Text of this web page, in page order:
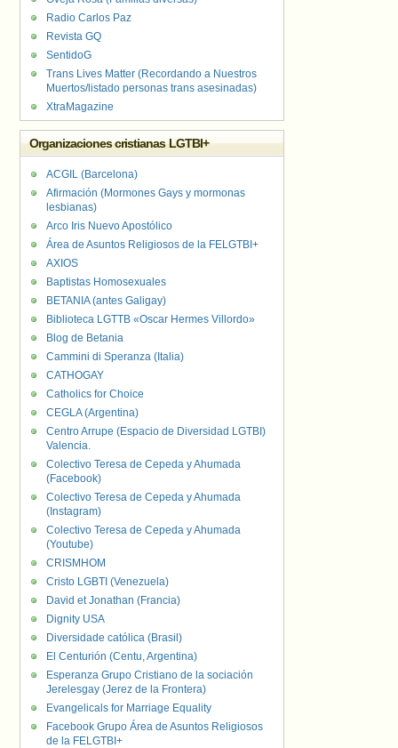
Radio Carlos Paz
Revista GQ
SentidoG
Trans Lives Matter (Recordando a Nuestros
Muertos/listado personas trans asesinadas)
XtraMagazine
Organizaciones cristianas LGTBI+
ACGIL (Barcelona)
Afirmación (Mormones Gays y mormonas
lesbianas)
Arco Iris Nuevo Apostólico
Área de Asuntos Religiosos de la FELGTBI+
AXIOS
Baptistas Homosexuales
BETANIA (antes Galigay)
Biblioteca LGTTB «Oscar Hermes Villordo»
Blog de Betania
Cammini di Speranza (Italia)
CATHOGAY
Catholics for Choice
CEGLA (Argentina)
Centro Arrupe (Espacio de Diversidad LGTBI)
Valencia.
Colectivo Teresa de Cepeda y Ahumada
(Facebook)
Colectivo Teresa de Cepeda y Ahumada
(Instagram)
Colectivo Teresa de Cepeda y Ahumada
(Youtube)
CRISMHOM
Cristo LGBTI (Venezuela)
David et Jonathan (Francia)
Dignity USA
Diversidade católica (Brasil)
El Centurión (Centu, Argentina)
Esperanza Grupo Cristiano de la sociación
Jerelesgay (Jerez de la Frontera)
Evangelicals for Marriage Equality
Facebook Grupo Área de Asuntos Religiosos
de la FELGTBI+